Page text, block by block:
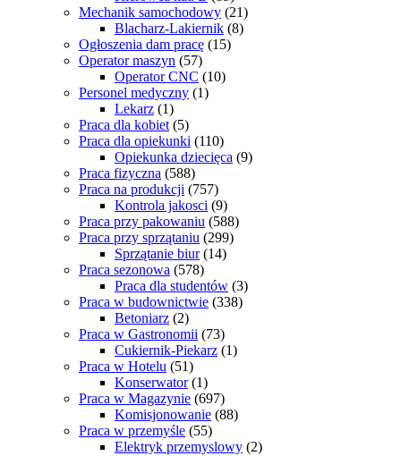
Mechanik samochodowy (21)
Blacharz-Lakiernik (8)
Ogłoszenia dam pracę (15)
Operator maszyn (57)
Operator CNC (10)
Personel medyczny (1)
Lekarz (1)
Praca dla kobiet (5)
Praca dla opiekunki (110)
Opiekunka dziecięca (9)
Praca fizyczna (588)
Praca na produkcji (757)
Kontrola jakosci (9)
Praca przy pakowaniu (588)
Praca przy sprzątaniu (299)
Sprzątanie biur (14)
Praca sezonowa (578)
Praca dla studentów (3)
Praca w budownictwie (338)
Betoniarz (2)
Praca w Gastronomii (73)
Cukiernik-Piekarz (1)
Praca w Hotelu (51)
Konserwator (1)
Praca w Magazynie (697)
Komisjonowanie (88)
Praca w przemyśle (55)
Elektryk przemyslowy (2)